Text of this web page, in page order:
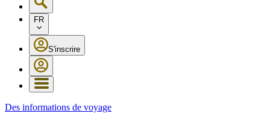
FR
S'inscrire
Des informations de voyage